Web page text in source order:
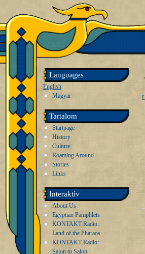
Languages
English
Magyar
Tartalom
Startpage
History
Culture
Roaming Around
Stories
Links
Interaktív
About Us
Egyptian Pamphlets
KONTAKT Radio:
Land of the Pharaos
KONTAKT Radio:
Salon to Salon